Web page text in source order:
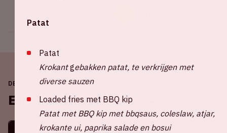
DE JOHAN CRUIJFF ARENA IS ALTIJD IN BEWEGING
Binnenkort in de ArenA
Patat
Patat
Krokantgebakken patat, te verkrijgen met
diverse sauzen
Loaded fries met BBQ kip
Patat met BBQ kip met bbqsaus, coleslaw, atjar,
krokante ui, paprika salade en bosui